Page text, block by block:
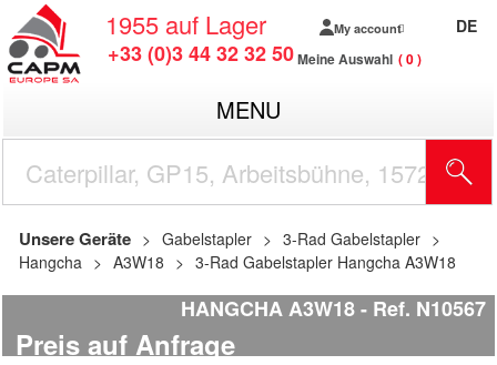
1955 auf Lager
+33 (0)3 44 32 32 50
My account
Meine Auswahl 0
DE
MENU
Unsere Geräte Gabelstapler
3-Rad Gabelstapler
Hangcha
A3W18 3-Rad Gabelstapler Hangcha A3W18
HANGCHA A3W18 Ref. N10567
Preis auf Anfrage